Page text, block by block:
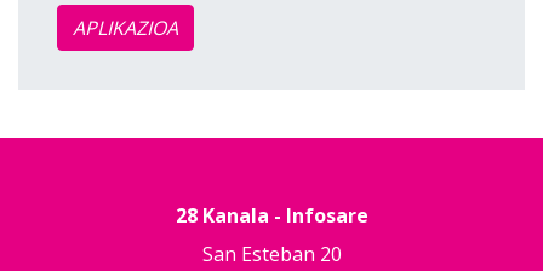
APLIKAZIOA
28 Kanala - Infosare
San Esteban 20